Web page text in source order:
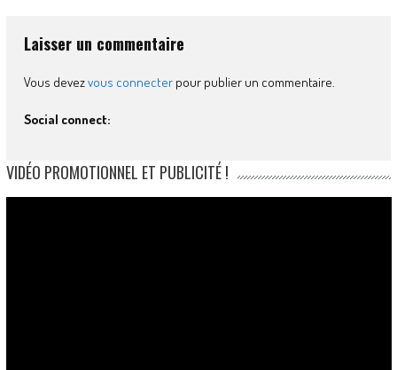
Laisser un commentaire
Vous devezvous connecterpour publier un commentaire.
Social connect:
VIDÉO PROMOTIONNEL ET PUBLICITÉ !